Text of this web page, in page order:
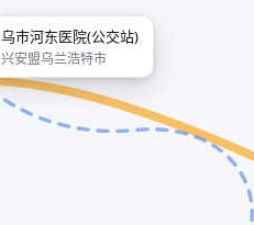
乌市河东医院(公交站)
兴安盟乌兰浩特市